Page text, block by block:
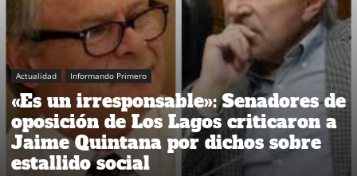
Actualidad Informando Primero
«Es un irresponsable»: Senadores de
oposición de Los Lagos criticaron a
Jaime Quintana por dichos sobre
estallido social